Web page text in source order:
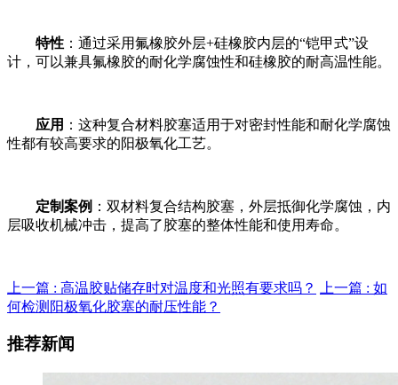
特性 ：通过采用氟橡胶外层+硅橡胶内层的“铠甲式”设
计，可以兼具氟橡胶的耐化学腐蚀性和硅橡胶的耐高温性能。
应用 ：这种复合材料胶塞适用于对密封性能和耐化学腐蚀
性都有较高要求的阳极氧化工艺。
定制案例 ：双材料复合结构胶塞，外层抵御化学腐蚀，内
层吸收机械冲击，提高了胶塞的整体性能和使用寿命。
上一篇 : 高温胶贴储存时对温度和光照有要求吗？
上一篇 : 如
何检测阳极氧化胶塞的耐压性能？
推荐新闻